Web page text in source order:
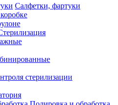
Салфетки, фартуки
стерилизации